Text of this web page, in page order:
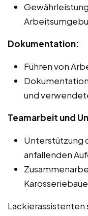
Dokumentation:
Führen von
und
Teamarbeit und
Unterstützung
anfallenden